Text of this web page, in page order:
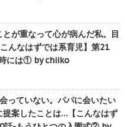
が重なって心が病んだ私。目
んなはずでは系育児】第21
には① by chiiko
っていない。パパに会いたい
提案したことは…【こんなはず